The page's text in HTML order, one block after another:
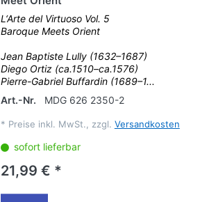
L‘Arte del Virtuoso Vol. 5
Baroque Meets Orient
Jean Baptiste Lully (1632–1687)
Diego Ortiz (ca.1510–ca.1576)
Pierre-Gabriel Buffardin (1689–1...
Art.-Nr.
MDG 626 2350-2
* Preise inkl. MwSt., zzgl. Versandkosten
sofort lieferbar
21,99 € *